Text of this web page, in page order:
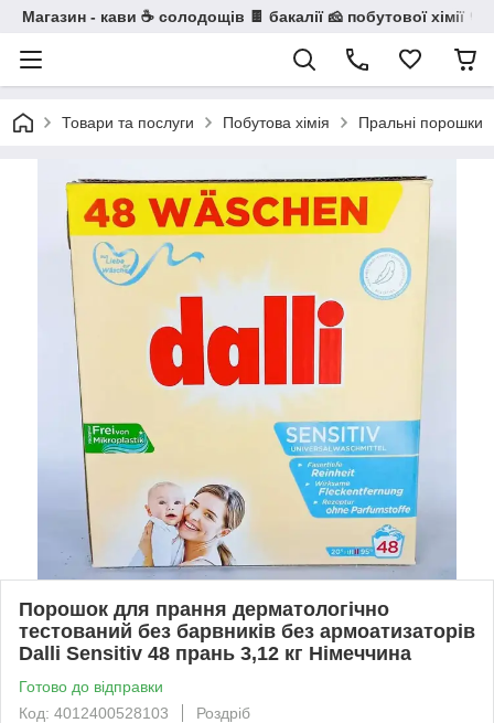
Магазин - кави ☕ солодощів 🍫 бакалії 🧀 побутової хімії 🧼
Товари та послуги Побутова хімія Пральні порошки
Порошок для прання дерматологічно
тестований без барвників без армоатизаторів
Dalli Sensitiv 48 прань 3,12 кг Німеччина
Готово до відправки
Код: 4012400528103
Роздріб